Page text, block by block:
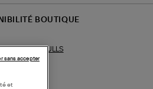
BOUTIQUE
PULLS
et
sans accepter